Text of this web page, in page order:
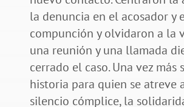
la denuncia en el acosador y
compunción y olvidaron a la
una reunión y una llamada
cerrado el caso. Una vez más
historia para quien se atreve
silencio cómplice, la